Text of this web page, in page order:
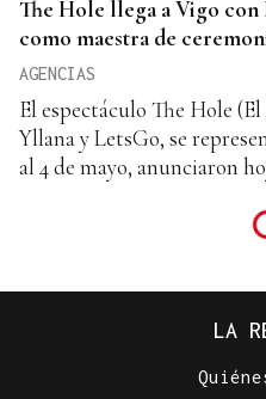
The Hole llega a Vigo
como maestra de
AGENCIAS
El espectáculo The Hole
Yllana y LetsGo, se
al 4 de mayo, anunciaron
LA